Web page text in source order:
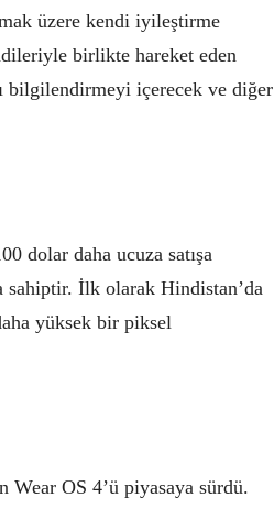
üzere kendi iyileştirme
birlikte hareket eden
bilgilendirmeyi içerecek ve diğer
dolar daha ucuza satışa
sahiptir. İlk olarak Hindistan’da
yüksek bir piksel
OS 4’ü piyasaya sürdü.